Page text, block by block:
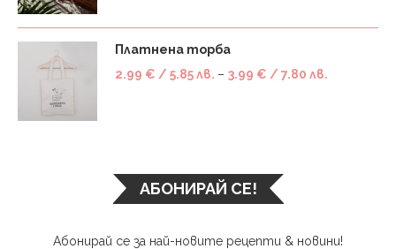
Платнена торба
2.99 € / 5.85 лв. – 3.99 € / 7.80 лв.
АБОНИРАЙ СЕ!
Абонирай се за най-новите рецепти & новини!